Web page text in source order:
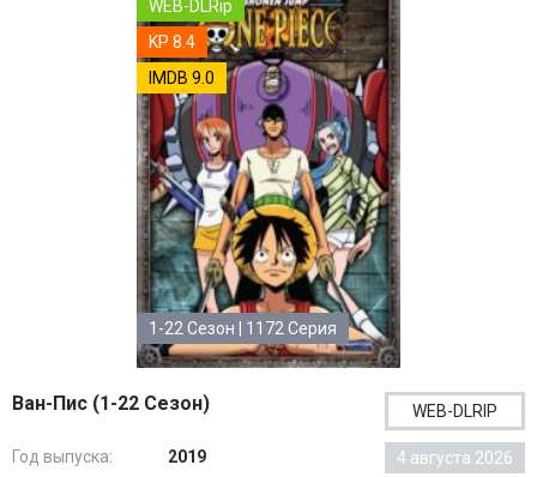
WEB-DLRip
1-22 Сезон | 1172 Серия
KP 8.4
IMDB 9.0
Ван-Пис (1-22 Сезон) WEB-DLRIP
4 августа 2026
Год выпуска:
2019